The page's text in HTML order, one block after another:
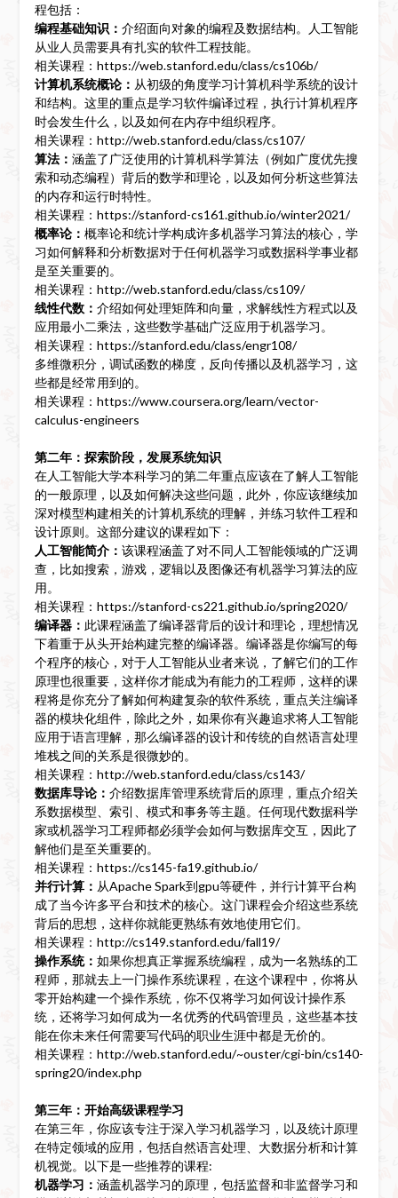
程包括：
编程基础知识： 介绍面向对象的编程及数据结构。人工智能
从业人员需要具有扎实的软件工程技能。
相关课程：https://web.stanford.edu/class/cs106b/
计算机系统概论： 从初级的角度学习计算机科学系统的设计
和结构。这里的重点是学习软件编译过程，执行计算机程序
时会发生什么，以及如何在内存中组织程序。
相关课程：http://web.stanford.edu/class/cs107/
算法： 涵盖了广泛使用的计算机科学算法（例如广度优先搜
索和动态编程）背后的数学和理论，以及如何分析这些算法
的内存和运行时特性。
相关课程：https://stanford-cs161.github.io/winter2021/
概率论： 概率论和统计学构成许多机器学习算法的核心，学
习如何解释和分析数据对于任何机器学习或数据科学事业都
是至关重要的。
相关课程：http://web.stanford.edu/class/cs109/
线性代数： 介绍如何处理矩阵和向量，求解线性方程式以及
应用最小二乘法，这些数学基础广泛应用于机器学习。
相关课程：https://stanford.edu/class/engr108/
多维微积分，调试函数的梯度，反向传播以及机器学习，这
些都是经常用到的。
相关课程：https://www.coursera.org/learn/vector-
calculus-engineers
第二年：探索阶段，发展系统知识
在人工智能大学本科学习的第二年重点应该在了解人工智能
的一般原理，以及如何解决这些问题，此外，你应该继续加
深对模型构建相关的计算机系统的理解，并练习软件工程和
设计原则。这部分建议的课程如下：
人工智能简介： 该课程涵盖了对不同人工智能领域的广泛调
查，比如搜索，游戏，逻辑以及图像还有机器学习算法的应
用。
相关课程：https://stanford-cs221.github.io/spring2020/
编译器： 此课程涵盖了编译器背后的设计和理论，理想情况
下着重于从头开始构建完整的编译器。编译器是你编写的每
个程序的核心，对于人工智能从业者来说，了解它们的工作
原理也很重要，这样你才能成为有能力的工程师，这样的课
程将是你充分了解如何构建复杂的软件系统，重点关注编译
器的模块化组件，除此之外，如果你有兴趣追求将人工智能
应用于语言理解，那么编译器的设计和传统的自然语言处理
堆栈之间的关系是很微妙的。
相关课程：http://web.stanford.edu/class/cs143/
数据库导论： 介绍数据库管理系统背后的原理，重点介绍关
系数据模型、索引、模式和事务等主题。任何现代数据科学
家或机器学习工程师都必须学会如何与数据库交互，因此了
解他们是至关重要的。
相关课程：https://cs145-fa19.github.io/
并行计算： 从Apache Spark到gpu等硬件，并行计算平台构
成了当今许多平台和技术的核心。这门课程会介绍这些系统
背后的思想，这样你就能更熟练有效地使用它们。
相关课程：http://cs149.stanford.edu/fall19/
操作系统： 如果你想真正掌握系统编程，成为一名熟练的工
程师，那就去上一门操作系统课程，在这个课程中，你将从
零开始构建一个操作系统，你不仅将学习如何设计操作系
统，还将学习如何成为一名优秀的代码管理员，这些基本技
能在你未来任何需要写代码的职业生涯中都是无价的。
相关课程：http://web.stanford.edu/~ouster/cgi-bin/cs140-
spring20/index.php
第三年：开始高级课程学习
在第三年，你应该专注于深入学习机器学习，以及统计原理
在特定领域的应用，包括自然语言处理、大数据分析和计算
机视觉。以下是一些推荐的课程:
机器学习： 涵盖机器学习的原理，包括监督和非监督学习和